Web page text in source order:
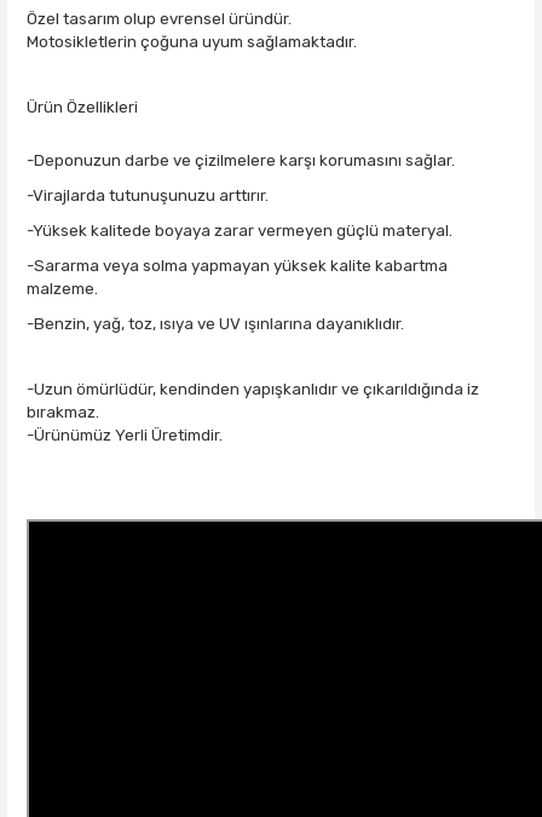
Özel tasarım olup evrensel üründür.
Motosikletlerin çoğuna uyum sağlamaktadır.
Ürün Özellikleri
-Deponuzun darbe ve çizilmelere karşı korumasını sağlar.
-Virajlarda tutunuşunuzu arttırır.
-Yüksek kalitede boyaya zarar vermeyen güçlü materyal.
-Sararma veya solma yapmayan yüksek kalite kabartma
malzeme.
-Benzin, yağ, toz, ısıya ve UV ışınlarına dayanıklıdır.
-Uzun ömürlüdür, kendinden yapışkanlıdır ve çıkarıldığında iz
bırakmaz.
-Ürünümüz Yerli Üretimdir.